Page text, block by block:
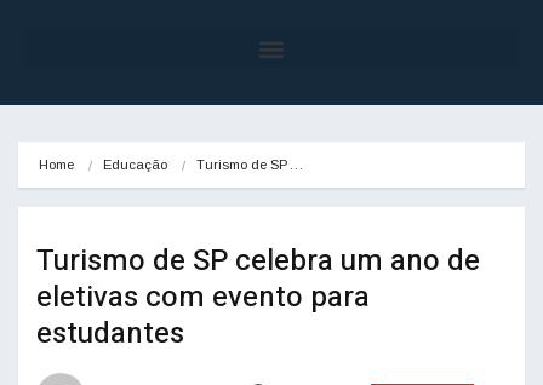
Home Educação Turismo de SP…
Turismo de SP celebra um ano de
eletivas com evento para
estudantes